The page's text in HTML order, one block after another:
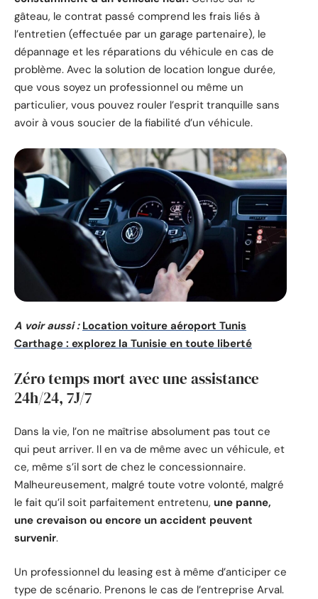
gâteau, le contrat passé comprend les frais liés à
l’entretien (effectuée par un garage partenaire), le
dépannage et les réparations du véhicule en cas de
problème. Avec la solution de location longue durée,
que vous soyez un professionnel ou même un
particulier, vous pouvez rouler l’esprit tranquille sans
avoir à vous soucier de la fiabilité d’un véhicule.
A voir aussi : Location voiture aéroport Tunis
Carthage : explorez la Tunisie en toute liberté
Zéro temps mort avec une assistance
24h/24, 7J/7
Dans la vie, l’on ne maîtrise absolument pas tout ce
qui peut arriver. Il en va de même avec un véhicule, et
ce, même s’il sort de chez le concessionnaire.
Malheureusement, malgré toute votre volonté, malgré
le fait qu’il soit parfaitement entretenu, une panne,
une crevaison ou encore un accident peuvent
survenir.
Un professionnel du leasing est à même d’anticiper ce
type de scénario. Prenons le cas de l’entreprise Arval.